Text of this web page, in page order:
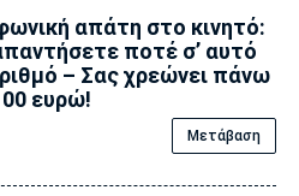
απάτη στο κινητό:
ποτέ σ’ αυτό
– Σας χρεώνει πάνω
ευρώ!
Μετάβαση